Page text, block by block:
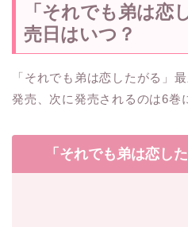
「それでも弟は恋
売日はいつ？
「それでも弟は恋したがる」
発売、次に発売されるのは6巻
「それでも弟は恋し